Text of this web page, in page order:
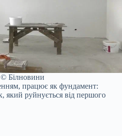
Білновини
працює як фундамент:
руйнується від першого